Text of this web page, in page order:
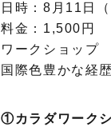
日時：8月11日
料金：1,500円
ワークショップ
国際色豊かな経
①カラダワーク